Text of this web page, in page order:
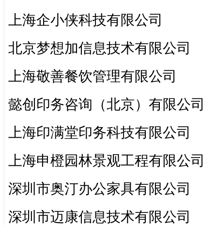
上海企小侠科技有限公司
北京梦想加信息技术有限公司
上海敬善餐饮管理有限公司
懿创印务咨询（北京）有限公司
上海印满堂印务科技有限公司
上海申橙园林景观工程有限公司
深圳市奥汀办公家具有限公司
深圳市迈康信息技术有限公司